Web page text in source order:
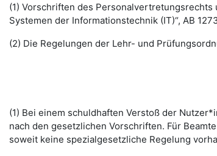
(1) Vorschriften des
Systemen der Informationstechnik (IT)“, AB
(2) Die Regelungen der Lehr- und
(1) Bei einem schuldhaften Verstoß der
nach den gesetzlichen Vorschriften. Für
soweit keine spezialgesetzliche Regelung